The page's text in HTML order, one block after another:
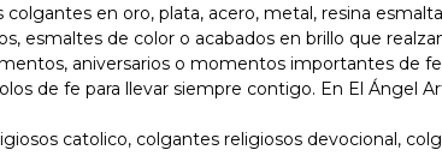
en oro, plata, acero, metal, resina
esmaltes de color o acabados en brillo que
aniversarios o momentos importantes de
de fe para llevar siempre contigo. En El Ángel
catolico, colgantes religiosos devocional,